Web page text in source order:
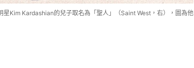
Kim Kardashian的兒子取名為「聖人」（Saint West，右），圖為他